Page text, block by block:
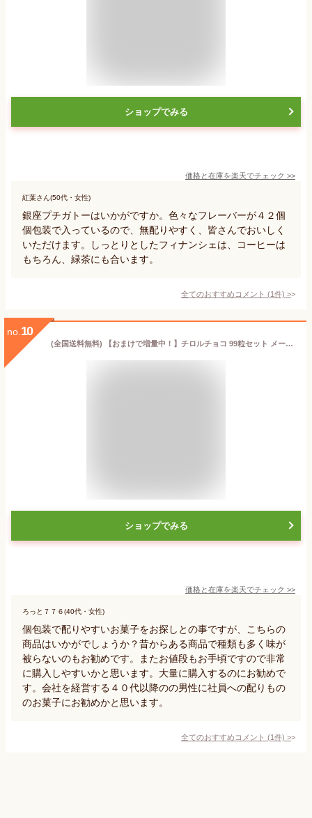
ショップでみる
価格と在庫を楽天でチェック >>
紅葉さん(50代・女性)
銀座プチガトーはいかがですか。色々なフレーバーが４２個
個包装で入っているので、無配りやすく、皆さんでおいしく
いただけます。しっとりとしたフィナンシェは、コーヒーは
もちろん、緑茶にも合います。
全てのおすすめコメント (1件) >
no. 10
(全国送料無料) 【おまけで増量中！】チロルチョコ 99粒セット メール便 (omtmb5657)(チョコレート 詰め合わせ 大量 個包装 景品 ばらまき バレンタイン プレゼント チロルチョコ 大量 お菓子 詰め合わせ)
ショップでみる
価格と在庫を楽天でチェック >>
ろっと７７６(40代・女性)
個包装で配りやすいお菓子をお探しとの事ですが、こちらの
商品はいかがでしょうか？昔からある商品で種類も多く味が
被らないのもお勧めです。またお値段もお手頃ですので非常
に購入しやすいかと思います。大量に購入するのにお勧めで
す。会社を経営する４０代以降のの男性に社員への配りもの
のお菓子にお勧めかと思います。
全てのおすすめコメント (1件) >